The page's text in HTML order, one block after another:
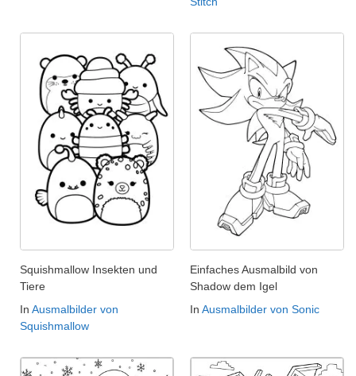
Squishmallow Insekten und
Tiere
In Ausmalbilder von
Squishmallow
Einfaches Ausmalbild von
Shadow dem Igel
In Ausmalbilder von Sonic